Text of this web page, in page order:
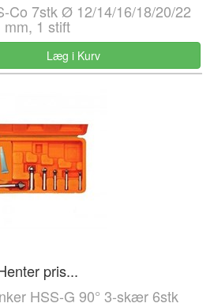
Co 7stk Ø 12/14/16/18/20/22
mm, 1 stift
Læg i Kurv
pris...
HSS-G 90° 3-skær 6stk